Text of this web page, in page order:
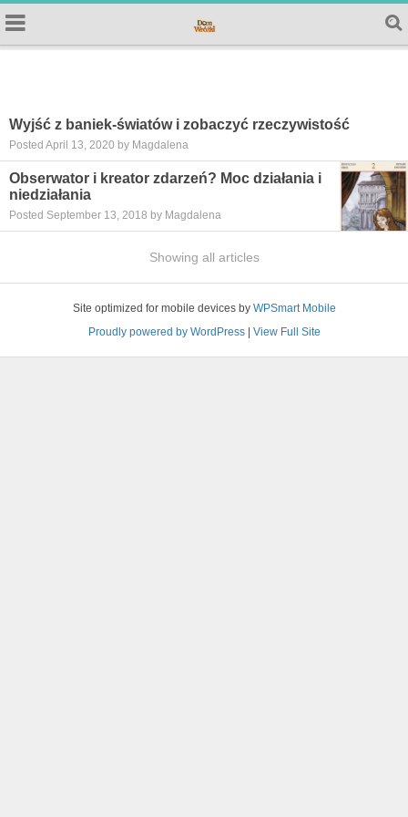
Wyjść z baniek-światów i zobaczyć rzeczywistość
Posted April 13, 2020 by Magdalena
Obserwator i kreator zdarzeń? Moc działania i
niedziałania
Posted September 13, 2018 by Magdalena
Showing all articles
Site optimized for mobile devices by WPSmart Mobile
Proudly powered by WordPress| View Full Site